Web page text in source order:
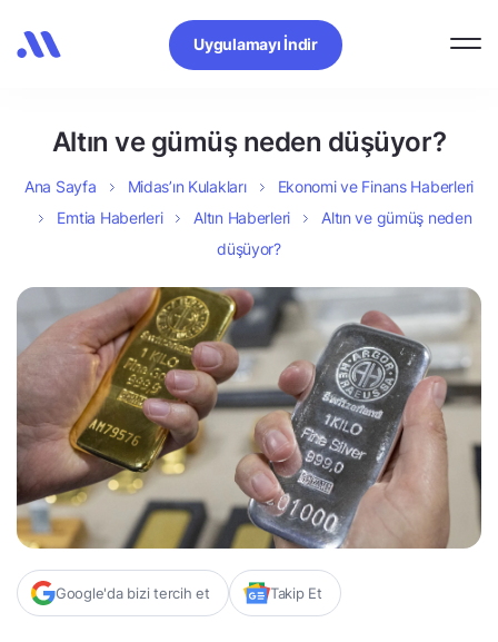
Uygulamayı İndir
Altın ve gümüş neden düşüyor?
Ana Sayfa Midas’ın Kulakları
Ekonomi ve Finans Haberleri
Emtia Haberleri
Altın Haberleri
Altın ve gümüş neden
düşüyor?
Google'da bizi tercih et Takip Et